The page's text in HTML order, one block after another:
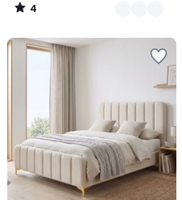
4
/